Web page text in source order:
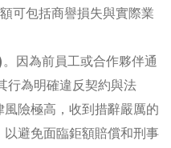
可包括商譽損失與實際業
。因為前員工或合作夥伴通
行為明確違反契約與法
險極高，收到措辭嚴厲的
避免面臨鉅額賠償和刑事